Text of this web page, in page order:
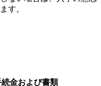
す。
金および書類